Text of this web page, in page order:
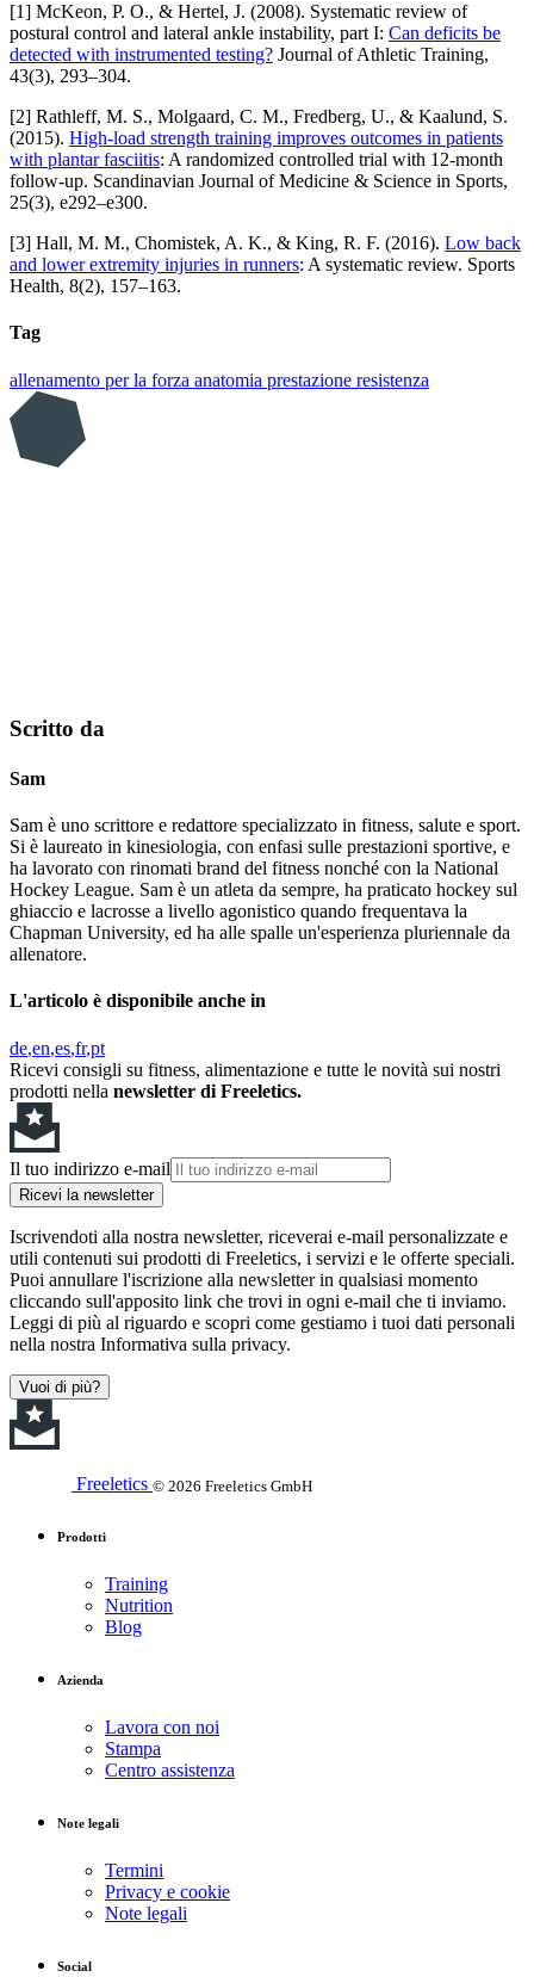
[1] McKeon, P. O., & Hertel, J. (2008). Systematic review of
postural control and lateral ankle instability, part I: Can deficits be
detected with instrumented testing? Journal of Athletic Training,
43(3), 293–304.
[2] Rathleff, M. S., Molgaard, C. M., Fredberg, U., & Kaalund, S.
(2015). High-load strength training improves outcomes in patients
with plantar fasciitis: A randomized controlled trial with 12-month
follow-up. Scandinavian Journal of Medicine & Science in Sports,
25(3), e292–e300.
[3] Hall, M. M., Chomistek, A. K., & King, R. F. (2016). Low back
and lower extremity injuries in runners: A systematic review. Sports
Health, 8(2), 157–163.
Tag
allenamento per la forza anatomia prestazione resistenza
Scritto da
Sam
Sam è uno scrittore e redattore specializzato in fitness, salute e sport.
Si è laureato in kinesiologia, con enfasi sulle prestazioni sportive, e
ha lavorato con rinomati brand del fitness nonché con la National
Hockey League. Sam è un atleta da sempre, ha praticato hockey sul
ghiaccio e lacrosse a livello agonistico quando frequentava la
Chapman University, ed ha alle spalle un'esperienza pluriennale da
allenatore.
L'articolo è disponibile anche in
de en es fr pt
Ricevi consigli su fitness, alimentazione e tutte le novità sui nostri
prodotti nella newsletter di Freeletics.
Il tuo indirizzo e-mail
Ricevi la newsletter
Iscrivendoti alla nostra newsletter, riceverai e-mail personalizzate e
utili contenuti sui prodotti di Freeletics, i servizi e le offerte speciali.
Puoi annullare l'iscrizione alla newsletter in qualsiasi momento
cliccando sull'apposito link che trovi in ogni e-mail che ti inviamo.
Leggi di più al riguardo e scopri come gestiamo i tuoi dati personali
nella nostra Informativa sulla privacy.
Vuoi di più?
Freeletics © 2026 Freeletics GmbH
Prodotti
Training
Nutrition
Blog
Azienda
Lavora con noi
Stampa
Centro assistenza
Note legali
Termini
Privacy e cookie
Note legali
Social